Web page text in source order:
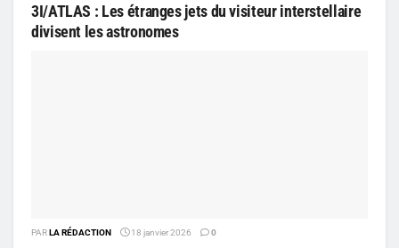
3I/ATLAS : Les étranges jets du visiteur interstellaire
divisent les astronomes
PARLA RÉDACTION 18 janvier 2026 0